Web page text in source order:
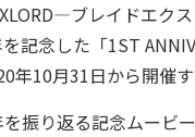
ブレイドエク
記念した「1ST
年10月31日から開催す
振り返る記念ムービ